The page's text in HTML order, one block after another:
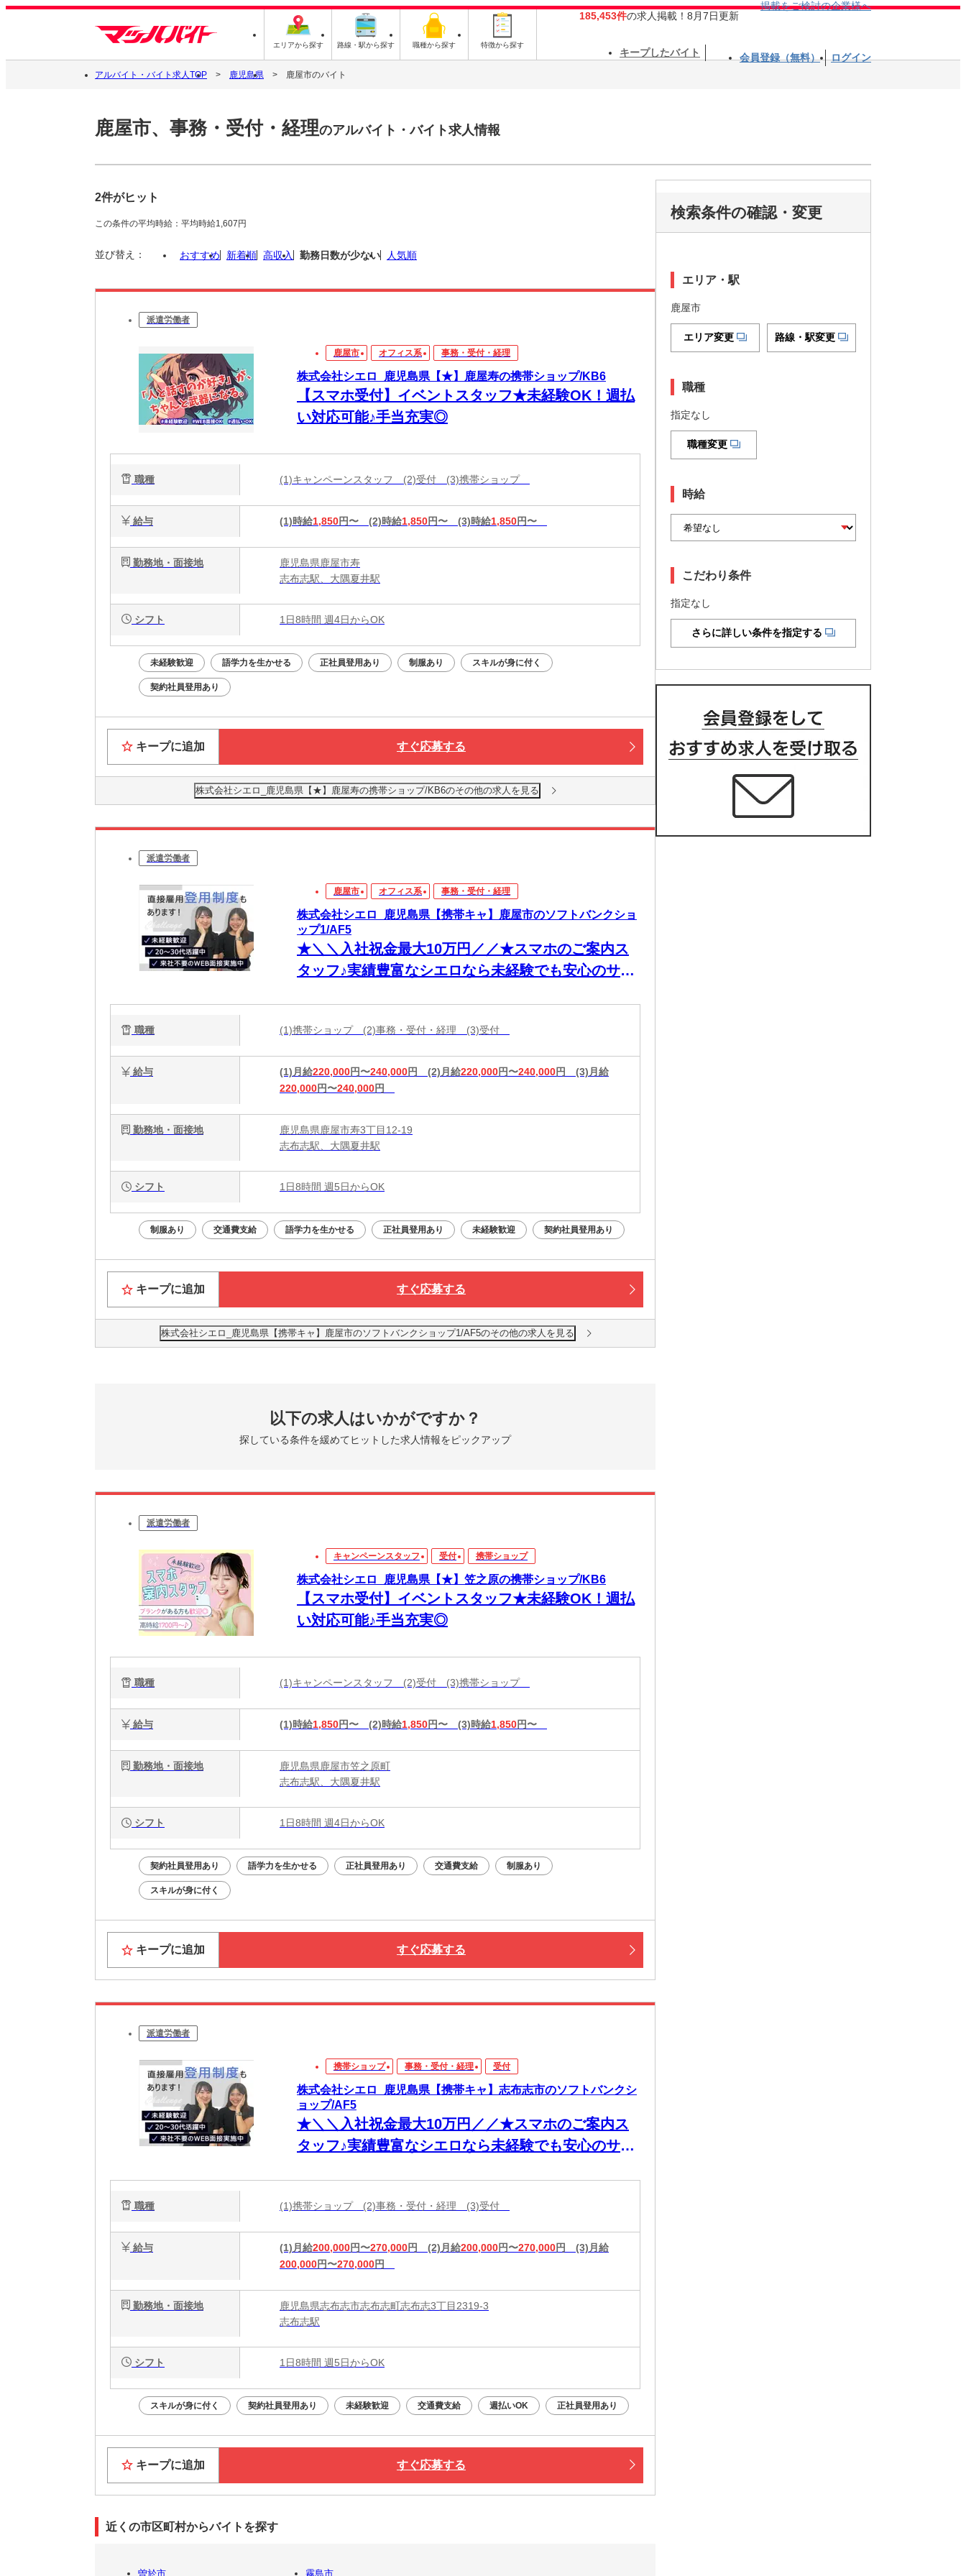
エリアから探す 路線・駅から探す 職種から探す 特徴から探す
185,453件の求人掲載！8月7日更新
掲載をご検討の企業様へ
キープしたバイト 会員登録（無料） ログイン
アルバイト・バイト求人TOP 鹿児島県 鹿屋市のバイト
鹿屋市、事務・受付・経理のアルバイト・バイト求人情報
2件がヒット
この条件の平均時給：平均時給1,607円
並び替え： おすすめ 新着順 高収入 勤務日数が少ない 人気順
派遣労働者
鹿屋市 オフィス系 事務・受付・経理
株式会社シエロ_鹿児島県【★】鹿屋寿の携帯ショップ/KB6
【スマホ受付】イベントスタッフ★未経験OK！週払
い対応可能♪手当充実◎
職種 (1)キャンペーンスタッフ (2)受付 (3)携帯ショップ
給与 (1)時給1,850円〜 (2)時給1,850円〜 (3)時給1,850円〜
勤務地・面接地
鹿児島県鹿屋市寿
志布志駅、大隅夏井駅
シフト 1日8時間 週4日からOK
未経験歓迎 語学力を生かせる 正社員登用あり 制服あり スキルが身に付く
契約社員登用あり
キープに追加 すぐ応募する
株式会社シエロ_鹿児島県【★】鹿屋寿の携帯ショップ/KB6のその他の求人を見る
派遣労働者
鹿屋市 オフィス系 事務・受付・経理
株式会社シエロ_鹿児島県【携帯キャ】鹿屋市のソフトバンクショ
ップ1/AF5
★＼＼入社祝金最大10万円／／★スマホのご案内ス
タッフ♪実績豊富なシエロなら未経験でも安心のサポ
職種 (1)携帯ショップ (2)事務・受付・経理 (3)受付
給与 (1)月給220,000円〜240,000円 (2)月給220,000円〜240,000円
(3)月給
220,000円〜240,000円
勤務地・面接地
鹿児島県鹿屋市寿3丁目12-19
志布志駅、大隅夏井駅
シフト 1日8時間 週5日からOK
制服あり 交通費支給 語学力を生かせる 正社員登用あり 未経験歓迎 契約社員登用あり
キープに追加 すぐ応募する
株式会社シエロ_鹿児島県【携帯キャ】鹿屋市のソフトバンクショップ1/AF5のその他の求人を見る
以下の求人はいかがですか？
探している条件を緩めてヒットした求人情報をピックアップ
派遣労働者
キャンペーンスタッフ 受付 携帯ショップ
株式会社シエロ_鹿児島県【★】笠之原の携帯ショップ/KB6
【スマホ受付】イベントスタッフ★未経験OK！週払
い対応可能♪手当充実◎
職種 (1)キャンペーンスタッフ (2)受付 (3)携帯ショップ
給与 (1)時給1,850円〜 (2)時給1,850円〜 (3)時給1,850円〜
勤務地・面接地
鹿児島県鹿屋市笠之原町
志布志駅、大隅夏井駅
シフト 1日8時間 週4日からOK
契約社員登用あり 語学力を生かせる 正社員登用あり 交通費支給 制服あり
スキルが身に付く
キープに追加 すぐ応募する
派遣労働者
携帯ショップ 事務・受付・経理 受付
株式会社シエロ_鹿児島県【携帯キャ】志布志市のソフトバンクシ
ョップ/AF5
★＼＼入社祝金最大10万円／／★スマホのご案内ス
タッフ♪実績豊富なシエロなら未経験でも安心のサポ
職種 (1)携帯ショップ (2)事務・受付・経理 (3)受付
給与 (1)月給200,000円〜270,000円 (2)月給200,000円〜270,000円
(3)月給
200,000円〜270,000円
勤務地・面接地
鹿児島県志布志市志布志町志布志3丁目2319-3
志布志駅
シフト 1日8時間 週5日からOK
スキルが身に付く 契約社員登用あり 未経験歓迎 交通費支給 週払いOK 正社員登用あり
キープに追加 すぐ応募する
近くの市区町村からバイトを探す
曽於市 霧島市
検索条件の確認・変更
エリア・駅
鹿屋市
エリア変更 路線・駅変更
職種
指定なし
職種変更
時給
こだわり条件
指定なし
さらに詳しい条件を指定する